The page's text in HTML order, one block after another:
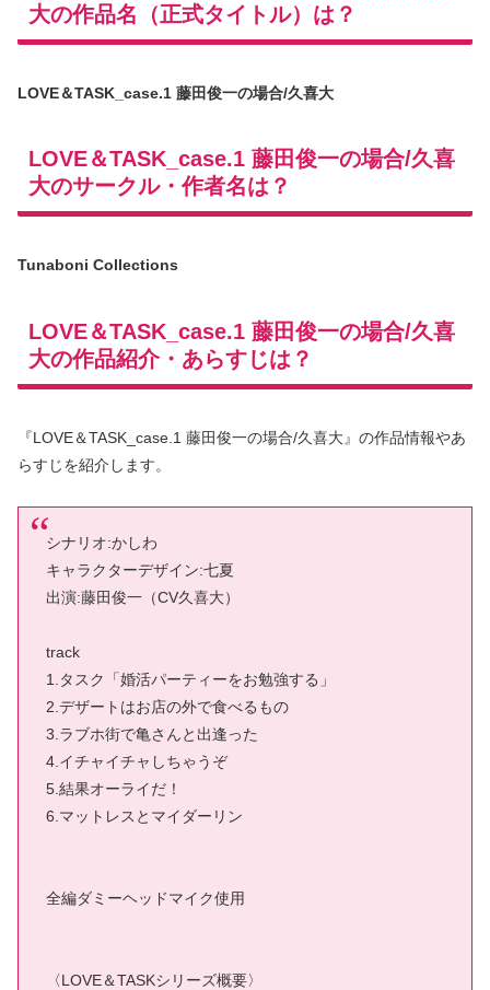
大の作品名（正式タイトル）は？
LOVE＆TASK_case.1 藤田俊一の場合/久喜大
LOVE＆TASK_case.1 藤田俊一の場合/久喜
大のサークル・作者名は？
Tunaboni Collections
LOVE＆TASK_case.1 藤田俊一の場合/久喜
大の作品紹介・あらすじは？
『LOVE＆TASK_case.1 藤田俊一の場合/久喜大』の作品情報やあ
らすじを紹介します。
シナリオ:かしわ
キャラクターデザイン:七夏
出演:藤田俊一（CV久喜大）
track
1.タスク「婚活パーティーをお勉強する」
2.デザートはお店の外で食べるもの
3.ラブホ街で亀さんと出逢った
4.イチャイチャしちゃうぞ
5.結果オーライだ！
6.マットレスとマイダーリン
全編ダミーヘッドマイク使用
〈LOVE＆TASKシリーズ概要〉